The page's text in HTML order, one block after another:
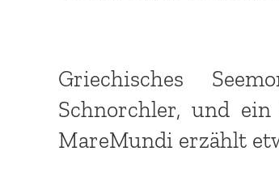
Griechisches
Schnorchler, und
MareMundi erzählt